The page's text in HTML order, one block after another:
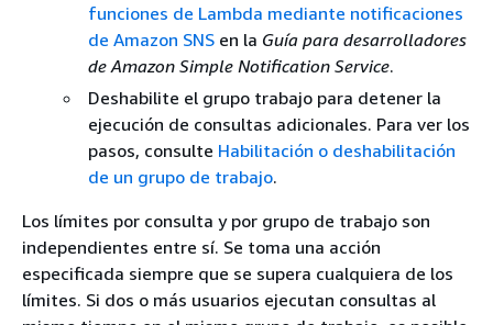
funciones de Lambda mediante notificaciones
de Amazon SNS en la Guía para desarrolladores
de Amazon Simple Notification Service.
Deshabilite el grupo trabajo para detener la
ejecución de consultas adicionales. Para ver los
pasos, consulte Habilitación o deshabilitación
de un grupo de trabajo.
Los límites por consulta y por grupo de trabajo son
independientes entre sí. Se toma una acción
especificada siempre que se supera cualquiera de los
límites. Si dos o más usuarios ejecutan consultas al